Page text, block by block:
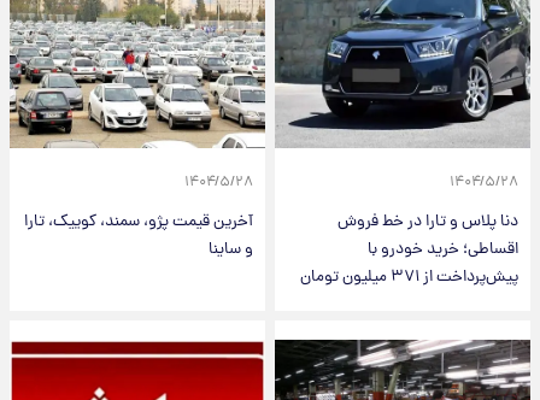
۱۴۰۴/۵/۲۸
دنا پلاس و تارا در خط فروش
اقساطی؛ خرید خودرو با
پیش‌پرداخت از ۳۷۱ میلیون تومان
۱۴۰۴/۵/۲۸
آخرین قیمت پژو، سمند، کوییک، تارا
و ساینا